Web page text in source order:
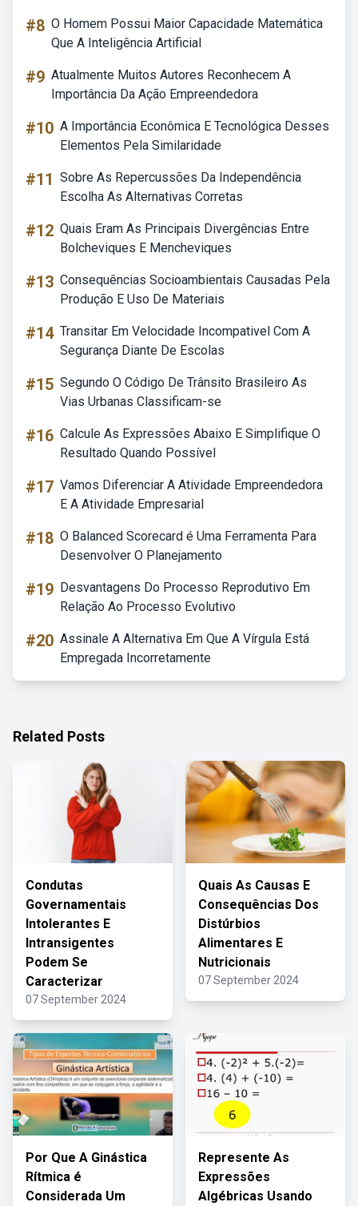
#8 O Homem Possui Maior Capacidade Matemática
Que A Inteligência Artificial
#9 Atualmente Muitos Autores Reconhecem A
Importância Da Ação Empreendedora
#10 A Importância Econômica E Tecnológica Desses
Elementos Pela Similaridade
#11 Sobre As Repercussões Da Independência
Escolha As Alternativas Corretas
#12 Quais Eram As Principais Divergências Entre
Bolcheviques E Mencheviques
#13 Consequências Socioambientais Causadas Pela
Produção E Uso De Materiais
#14 Transitar Em Velocidade Incompativel Com A
Segurança Diante De Escolas
#15 Segundo O Código De Trânsito Brasileiro As
Vias Urbanas Classificam-se
#16 Calcule As Expressões Abaixo E Simplifique O
Resultado Quando Possível
#17 Vamos Diferenciar A Atividade Empreendedora
E A Atividade Empresarial
#18 O Balanced Scorecard é Uma Ferramenta Para
Desenvolver O Planejamento
#19 Desvantagens Do Processo Reprodutivo Em
Relação Ao Processo Evolutivo
#20 Assinale A Alternativa Em Que A Vírgula Está
Empregada Incorretamente
Related Posts
Condutas
Governamentais
Intolerantes E
Intransigentes
Podem Se
Caracterizar
07 September 2024
Quais As Causas E
Consequências Dos
Distúrbios
Alimentares E
Nutricionais
07 September 2024
Por Que A Ginástica
Rítmica é
Considerada Um
Represente As
Expressões
Algébricas Usando